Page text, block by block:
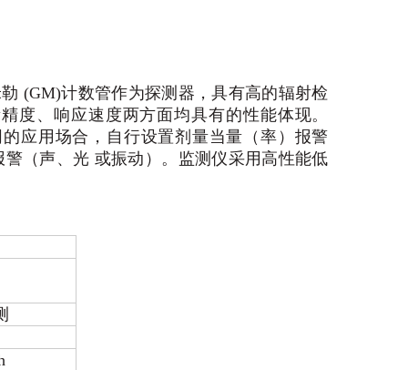
(GM)计数管作为探测器，具有高的辐射检
度、响应速度两方面均具有的性能体现。
应用场合，自行设置剂量当量（率）报警
警（声、光 或振动）。监测仪采用高性能低